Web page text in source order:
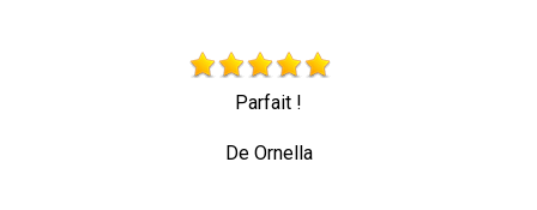
Très beau travail personne